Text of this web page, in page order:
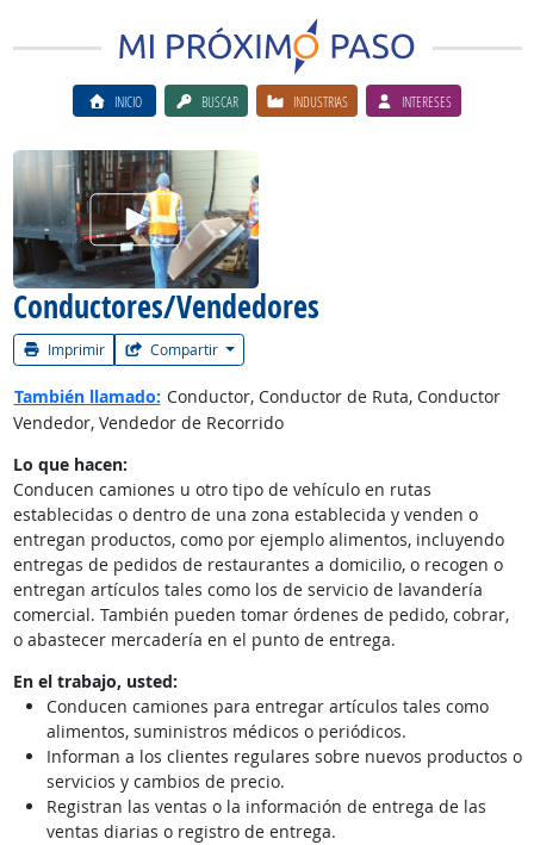
INICIO BUSCAR INDUSTRIAS INTERESES
Conductores/Vendedores
Imprimir Compartir
Ver el vίdeo de la carrera
También llamado: Conductor, Conductor de Ruta, Conductor
Vendedor, Vendedor de Recorrido
Lo que hacen:
Conducen camiones u otro tipo de vehículo en rutas
establecidas o dentro de una zona establecida y venden o
entregan productos, como por ejemplo alimentos, incluyendo
entregas de pedidos de restaurantes a domicilio, o recogen o
entregan artículos tales como los de servicio de lavandería
comercial. También pueden tomar órdenes de pedido, cobrar,
o abastecer mercadería en el punto de entrega.
En el trabajo, usted:
Conducen camiones para entregar artículos tales como
alimentos, suministros médicos o periódicos.
Informan a los clientes regulares sobre nuevos productos o
servicios y cambios de precio.
Registran las ventas o la información de entrega de las
ventas diarias o registro de entrega.